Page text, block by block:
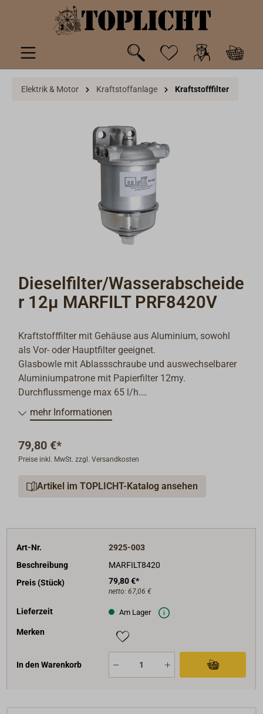
springen
Elektrik & Motor Kraftstoffanlage Kraftstofffilter
Dieselfilter/Wasserabscheide
r 12µ MARFILT PRF8420V
Kraftstofffilter mit Gehäuse aus Aluminium, sowohl
als Vor- oder Hauptfilter geeignet.
Glasbowle mit Ablassschraube und auswechselbarer
Aluminiumpatrone mit Papierfilter 12my.
Durchflussmenge max 65 l/h.
Das Gehäuse hat einen integrierten
Ausgangsverschraubungen mit Innengewinde M 14 x
1,5 - davon sind zwei mit Blindstopfen verschlossen.
vorhanden.
werden.
Filtertyp: MARFILT CAV/PRF 8420/V.
mehr Informationen
79,80 €*
Preise inkl. MwSt. zzgl. Versandkosten
Artikel im TOPLICHT-Katalog ansehen
Art-Nr.
2925-003
Beschreibung
MARFILT8420
Preis (Stück)
79,80 €*
netto: 67,06 €
Lieferzeit Am Lager
Merken
In den Warenkorb